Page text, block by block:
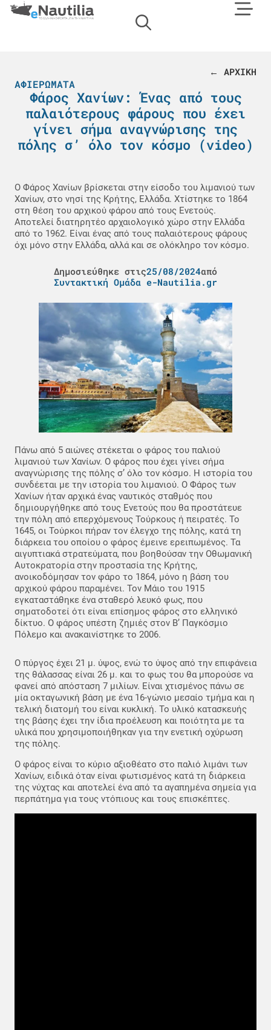
← ΑΡΧΙΚΗ
ΑΦΙΕΡΏΜΑΤΑ
Φάρος Χανίων: Ένας από τους
παλαιότερους φάρους που έχει
γίνει σήμα αναγνώρισης της
πόλης σ’ όλο τον κόσμο (video)
Ο Φάρος Χανίων βρίσκεται στην είσοδο του λιμανιού των
Χανίων, στο νησί της Κρήτης, Ελλάδα. Χτίστηκε το 1864
στη θέση του αρχικού φάρου από τους Ενετούς.
Αποτελεί διατηρητέο αρχαιολογικό χώρο στην Ελλάδα
από το 1962. Είναι ένας από τους παλαιότερους φάρους
όχι μόνο στην Ελλάδα, αλλά και σε ολόκληρο τον κόσμο.
Δημοσιεύθηκε στις25/08/2024από
Συντακτική Ομάδα e-Nautilia.gr
Πάνω από 5 αιώνες στέκεται ο φάρος του παλιού
λιμανιού των Χανίων. Ο φάρος που έχει γίνει σήμα
αναγνώρισης της πόλης σ’ όλο τον κόσμο. Η ιστορία του
συνδέεται με την ιστορία του λιμανιού. Ο Φάρος των
Χανίων ήταν αρχικά ένας ναυτικός σταθμός που
δημιουργήθηκε από τους Ενετούς που θα προστάτευε
την πόλη από επερχόμενους Τούρκους ή πειρατές. Το
1645, οι Τούρκοι πήραν τον έλεγχο της πόλης, κατά τη
διάρκεια του οποίου ο φάρος έμεινε ερειπωμένος. Τα
αιγυπτιακά στρατεύματα, που βοηθούσαν την Οθωμανική
Αυτοκρατορία στην προστασία της Κρήτης,
ανοικοδόμησαν τον φάρο το 1864, μόνο η βάση του
αρχικού φάρου παραμένει. Τον Μάιο του 1915
εγκαταστάθηκε ένα σταθερό λευκό φως, που
σηματοδοτεί ότι είναι επίσημος φάρος στο ελληνικό
δίκτυο. Ο φάρος υπέστη ζημιές στον Β’ Παγκόσμιο
Πόλεμο και ανακαινίστηκε το 2006.
Ο πύργος έχει 21 μ. ύψος, ενώ το ύψος από την επιφάνεια
της θάλασσας είναι 26 μ. και το φως του θα μπορούσε να
φανεί από απόσταση 7 μιλίων. Είναι χτισμένος πάνω σε
μία οκταγωνική βάση με ένα 16-γώνιο μεσαίο τμήμα και η
τελική διατομή του είναι κυκλική. Το υλικό κατασκευής
της βάσης έχει την ίδια προέλευση και ποιότητα με τα
υλικά που χρησιμοποιήθηκαν για την ενετική οχύρωση
της πόλης.
Ο φάρος είναι το κύριο αξιοθέατο στο παλιό λιμάνι των
Χανίων, ειδικά όταν είναι φωτισμένος κατά τη διάρκεια
της νύχτας και αποτελεί ένα από τα αγαπημένα σημεία για
περπάτημα για τους ντόπιους και τους επισκέπτες.